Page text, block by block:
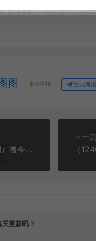
私域引流策略 https://vip.f6sj.com/
图 来者不拒 生成海报
（12401期）撸今日头条，单号日入2000+可矩阵放大
下一
更新吗？